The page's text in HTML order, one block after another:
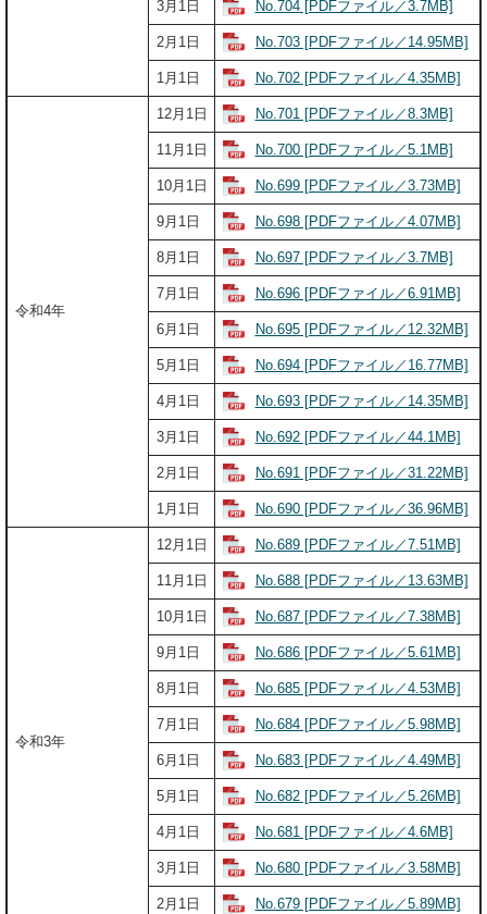
3月1日 No.704 [PDFファイル／3.7MB]
2月1日 No.703 [PDFファイル／14.95MB]
1月1日 No.702 [PDFファイル／4.35MB]
令和4年
12月1日 No.701 [PDFファイル／8.3MB]
11月1日 No.700 [PDFファイル／5.1MB]
10月1日 No.699 [PDFファイル／3.73MB]
9月1日 No.698 [PDFファイル／4.07MB]
8月1日 No.697 [PDFファイル／3.7MB]
7月1日 No.696 [PDFファイル／6.91MB]
6月1日 No.695 [PDFファイル／12.32MB]
5月1日 No.694 [PDFファイル／16.77MB]
4月1日 No.693 [PDFファイル／14.35MB]
3月1日 No.692 [PDFファイル／44.1MB]
2月1日 No.691 [PDFファイル／31.22MB]
1月1日 No.690 [PDFファイル／36.96MB]
令和3年
12月1日 No.689 [PDFファイル／7.51MB]
11月1日 No.688 [PDFファイル／13.63MB]
10月1日 No.687 [PDFファイル／7.38MB]
9月1日 No.686 [PDFファイル／5.61MB]
8月1日 No.685 [PDFファイル／4.53MB]
7月1日 No.684 [PDFファイル／5.98MB]
6月1日 No.683 [PDFファイル／4.49MB]
5月1日 No.682 [PDFファイル／5.26MB]
4月1日 Nо.681 [PDFファイル／4.6MB]
3月1日 No.680 [PDFファイル／3.58MB]
2月1日 No.679 [PDFファイル／5.89MB]